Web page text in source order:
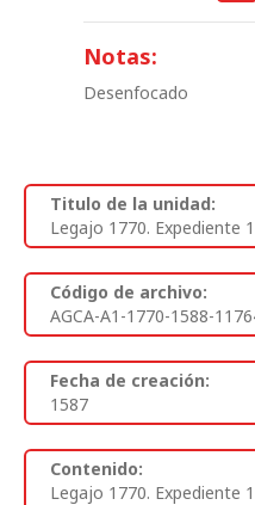
Notas:
Desenfocado
Titulo de la unidad:
Legajo 1770. Expediente
Código de archivo:
AGCA-A1-1770-1588-
Fecha de creación:
1587
Contenido:
Legajo 1770. Expediente